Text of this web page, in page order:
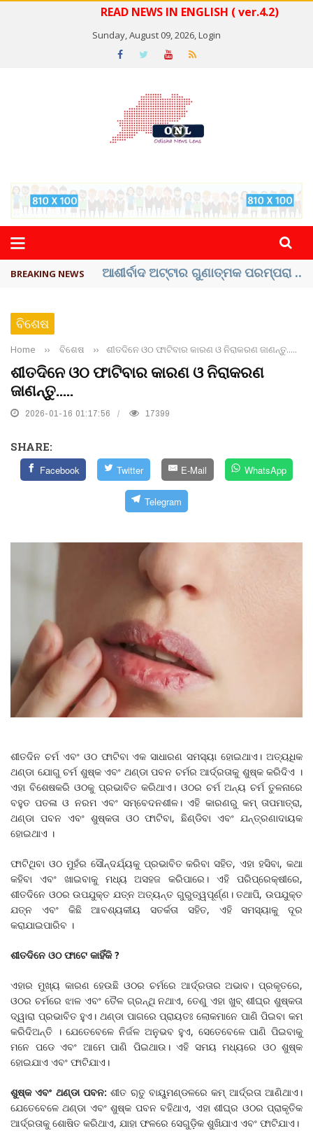
READ NEWS IN ENGLISH ( ver.4.2)
Sunday, August 09, 2026,Login
BREAKING NEWS ବେଦାନ୍ତ ଆଲୁମିନିୟର ପ୍ରକଳ୍ପ ସଙ୍ଗମ ...
ବିଶେଷ
Home ›› ବିଶେଷ ›› ଶୀତଦିନେ ଓଠ ଫାଟିବାର କାରଣ ଓ ନିରାକରଣ ଜାଣନ୍ତୁ.....
ଶୀତଦିନେ ଓଠ ଫାଟିବାର କାରଣ ଓ ନିରାକରଣ
ଜାଣନ୍ତୁ.....
2026-01-16 01:17:56 17399
SHARE:
Facebook Twitter E-Mail WhatsApp
Telegram
ଶୀତଦିନ ଚର୍ମ ଏବଂ ଓଠ ଫାଟିବା ଏକ ସାଧାରଣ ସମସ୍ୟା ହୋଇଥାଏ। ଅତ୍ୟଧିକ
ଥଣ୍ଡା ଯୋଗୁ ଚର୍ମ ଶୁଷ୍କ ଏବଂ ଥଣ୍ଡା ପବନ ଚର୍ମର ଆର୍ଦ୍ରତାକୁ ଶୁଷ୍କ କରିଦିଏ ।
ଏହା ବିଶେଷକରି ଓଠକୁ ପ୍ରଭାବିତ କରିଥାଏ। ଓଠର ଚର୍ମ ଅନ୍ୟ ଚର୍ମ ତୁଳନାରେ
ବହୁତ ପତଳା ଓ ନରମ ଏବଂ ସମ୍ବେଦନଶୀଳ। ଏହି କାରଣରୁ କମ୍ ତାପମାତ୍ରା,
ଥଣ୍ଡା ପବନ ଏବଂ ଶୁଷ୍କତା ଓଠ ଫାଟିବା, ଛିଣ୍ଡିବା ଏବଂ ଯନ୍ତ୍ରଣାଦାୟକ
ହୋଇଥାଏ ।
ଫାଟିଥିବା ଓଠ ମୁହଁର ସୌନ୍ଦର୍ଯ୍ୟକୁ ପ୍ରଭାବିତ କରିବା ସହିତ, ଏହା ହସିବା, କଥା
କହିବା ଏବଂ ଖାଇବାକୁ ମଧ୍ୟ ଅସହଜ କରିପାରେ। ଏହି ପରିପ୍ରେକ୍ଷୀରେ,
ଶୀତଦିନେ ଓଠର ଉପଯୁକ୍ତ ଯତ୍ନ ଅତ୍ୟନ୍ତ ଗୁରୁତ୍ୱପୂର୍ଣ୍ଣ। ତଥାପି, ଉପଯୁକ୍ତ
ଯତ୍ନ ଏବଂ କିଛି ଆବଶ୍ୟକୀୟ ସତର୍କତା ସହିତ, ଏହି ସମସ୍ୟାକୁ ଦୂର
କରାଯାଇପାରିବ ।
ଶୀତଦିନେ ଓଠ ଫାଟେ କାହିଁକି?
ଏହାର ମୁଖ୍ୟ କାରଣ ହେଉଛି ଓଠର ଚର୍ମରେ ଆର୍ଦ୍ରତାର ଅଭାବ। ପ୍ରକୃତରେ,
ଓଠର ଚର୍ମରେ ଝାଳ ଏବଂ ତୈଳ ଗ୍ରନ୍ଥି ନଥାଏ, ତେଣୁ ଏହା ଖୁବ୍ ଶୀଘ୍ର ଶୁଷ୍କତା
ଦ୍ୱାରା ପ୍ରଭାବିତ ହୁଏ। ଥଣ୍ଡା ପାଗରେ ପ୍ରାୟତଃ ଲୋକମାନେ ପାଣି ପିଇବା କମ
କରିଦିଅନ୍ତି । ଯେତେବେଳେ ନିର୍ଜଳ ଅନୁଭବ ହୁଏ, ସେତେବେଳେ ପାଣି ପିଇବାକୁ
ମନେ ପଡେ ଏବଂ ଆମେ ପାଣି ପିଇଥାଉ। ଏହି ସମୟ ମଧ୍ୟରେ ଓଠ ଶୁଷ୍କ
ହୋଇଯାଏ ଏବଂ ଫାଟିଯାଏ।
ଶୁଷ୍କ ଏବଂ ଥଣ୍ଡା ପବନ: ଶୀତ ୠତୁ ବାୟୁମଣ୍ଡଳରେ କମ୍ ଆର୍ଦ୍ରତା ଆଣିଥାଏ।
ଯେତେବେଳେ ଥଣ୍ଡା ଏବଂ ଶୁଷ୍କ ପବନ ବହିଥାଏ, ଏହା ଶୀଘ୍ର ଓଠର ପ୍ରାକୃତିକ
ଆର୍ଦ୍ରତାକୁ ଶୋଷିତ କରିଥାଏ, ଯାହା ଫଳରେ ସେଗୁଡ଼ିକ ଶୁଖିଯାଏ ଏବଂ ଫାଟିଯାଏ।